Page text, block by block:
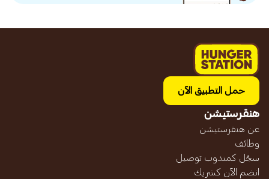
حمل التطبيق الآن
هنقرستيشن
عن هنقرستيشن
وظائف
سجّل كمندوب توصيل
انضم الآن كشريك